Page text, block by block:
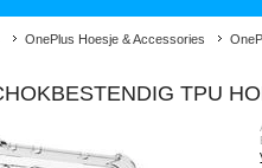
OnePlus Hoesje & Accessories
TPU